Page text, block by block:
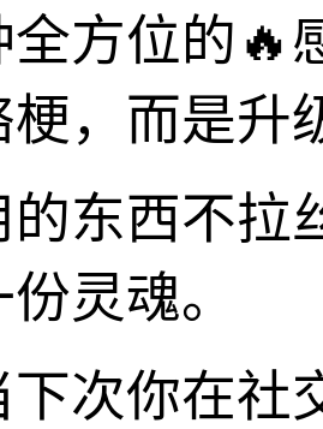
全方位的🔥
梗，而是升
的东西不拉
灵魂。
下次你在社